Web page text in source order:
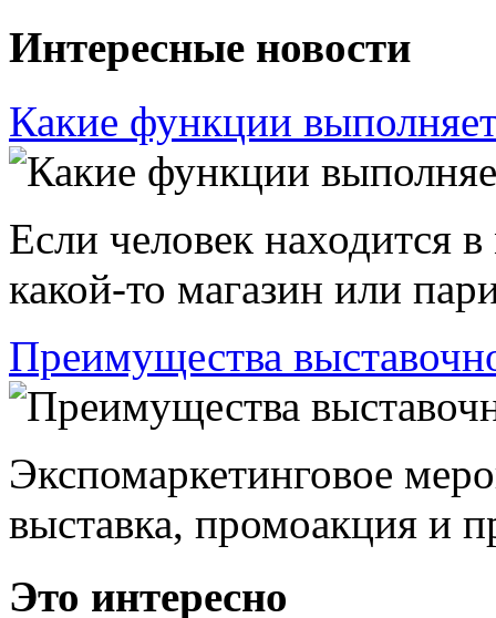
Интересные новости
Какие функции
Если человек находится
какой-то магазин или
Преимущества
Экспомаркетинговое
выставка, промоакция и
Это интересно